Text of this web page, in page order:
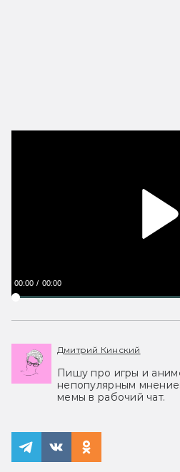
00:00 00:00
Дмитрий Кинский
Пишу про игры и
непопулярным
мемы в рабочий чат.